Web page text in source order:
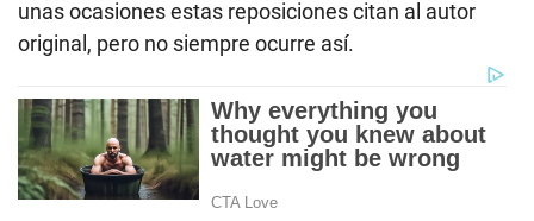
unas ocasiones estas reposiciones citan al autor
original, pero no siempre ocurre así.